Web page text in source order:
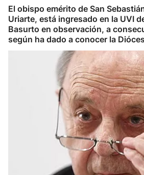
El obispo emérito de San
Uriarte, está ingresado en la UVI
Basurto en observación, a
según ha dado a conocer la